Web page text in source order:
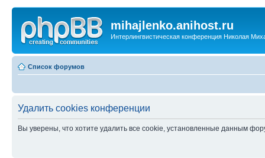
mihajlenko.anihost.ru
Интерлингвистическая конференция Николая
Список форумов
Удалить cookies конференции
Вы уверены, что хотите удалить все cookie, установленные данным